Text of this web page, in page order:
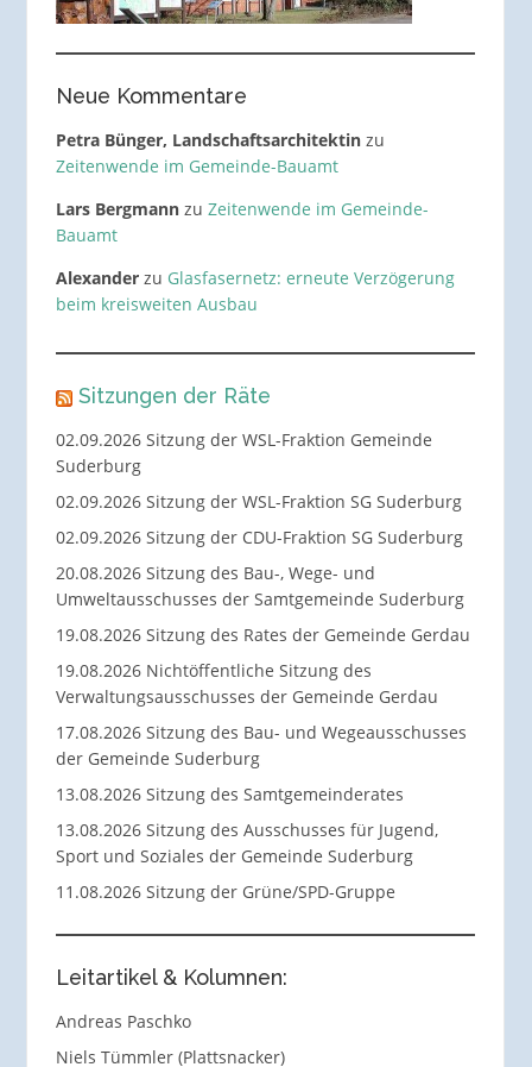
Neue Kommentare
Petra Bünger, Landschaftsarchitektinzu
Zeitenwende im Gemeinde-Bauamt
Lars Bergmannzu Zeitenwende im Gemeinde-
Bauamt
Alexanderzu Glasfasernetz: erneute Verzögerung
beim kreisweiten Ausbau
Sitzungen der Räte
02.09.2026 Sitzung der WSL-Fraktion Gemeinde
Suderburg
02.09.2026 Sitzung der WSL-Fraktion SG Suderburg
02.09.2026 Sitzung der CDU-Fraktion SG Suderburg
20.08.2026 Sitzung des Bau-, Wege- und
Umweltausschusses der Samtgemeinde Suderburg
19.08.2026 Sitzung des Rates der Gemeinde Gerdau
19.08.2026 Nichtöffentliche Sitzung des
Verwaltungsausschusses der Gemeinde Gerdau
17.08.2026 Sitzung des Bau- und Wegeausschusses
der Gemeinde Suderburg
13.08.2026 Sitzung des Samtgemeinderates
13.08.2026 Sitzung des Ausschusses für Jugend,
Sport und Soziales der Gemeinde Suderburg
11.08.2026 Sitzung der Grüne/SPD-Gruppe
Leitartikel & Kolumnen:
Andreas Paschko
Niels Tümmler (Plattsnacker)